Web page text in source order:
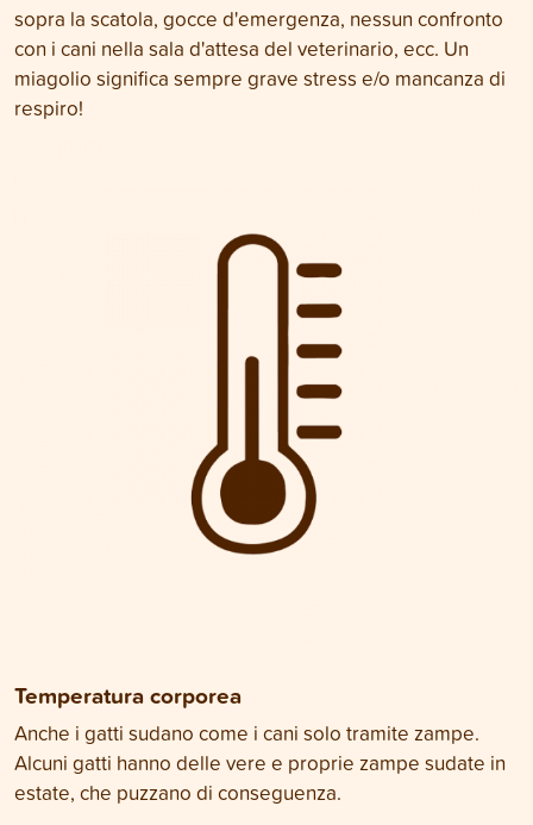
sopra la scatola, gocce d'emergenza, nessun confronto
con i cani nella sala d'attesa del veterinario, ecc. Un
miagolio significa sempre grave stress e/o mancanza di
respiro!
Temperatura corporea
Anche i gatti sudano come i cani solo tramite zampe.
Alcuni gatti hanno delle vere e proprie zampe sudate in
estate, che puzzano di conseguenza.